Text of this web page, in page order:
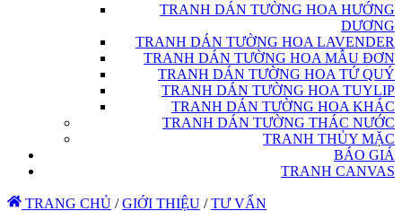
TRANH DÁN TƯỜNG HOA HƯỚNG
DƯƠNG
TRANH DÁN TƯỜNG HOA LAVENDER
TRANH DÁN TƯỜNG HOA MẪU ĐƠN
TRANH DÁN TƯỜNG HOA TỨ QUÝ
TRANH DÁN TƯỜNG HOA TUYLIP
TRANH DÁN TƯỜNG HOA KHÁC
TRANH DÁN TƯỜNG THÁC NƯỚC
TRANH THỦY MẶC
BÁO GIÁ
TRANH CANVAS
TRANG CHỦ / GIỚI THIỆU / TƯ VẤN